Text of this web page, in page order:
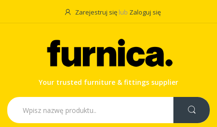
Zarejestruj się lub Zaloguj się
Your trusted furniture & fittings supplier